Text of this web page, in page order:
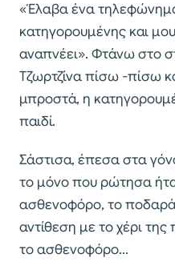
«Έλαβα ένα
κατηγορουμένης και
αναπνέει». Φτάνω στο
Τζωρτζίνα πίσω -πίσω
μπροστά, η
παιδί.
Σάστισα, έπεσα στα
το μόνο που ρώτησα
ασθενοφόρο, το
αντίθεση με το χέρι
το ασθενοφόρο…